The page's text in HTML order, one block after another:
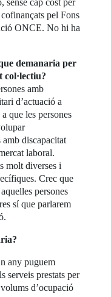
sense cap cost per
pel Fons
ONCE. No hi ha
demanaria per
col·lectiu?
amb
d’actuació a
que les persones
discapacitat
laboral.
molt diverses i
Crec que
persones
sí que parlarem
any puguem
serveis prestats per
d’ocupació